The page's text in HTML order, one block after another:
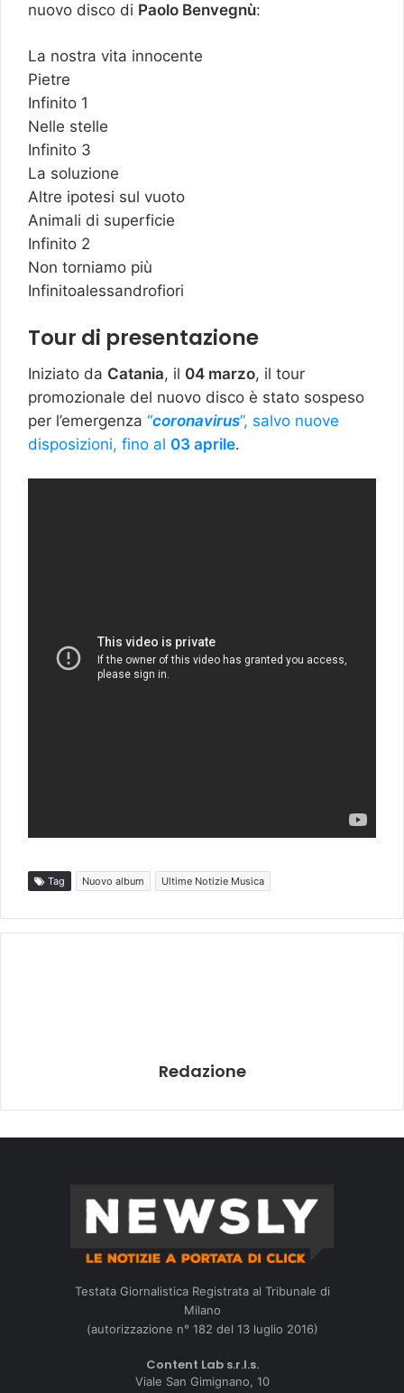
nuovo disco di Paolo Benvegnù:
La nostra vita innocente
Pietre
Infinito 1
Nelle stelle
Infinito 3
La soluzione
Altre ipotesi sul vuoto
Animali di superficie
Infinito 2
Non torniamo più
Infinitoalessandrofiori
Tour di presentazione
Iniziato da Catania, il 04 marzo, il tour
promozionale del nuovo disco è stato sospeso
per l’emergenza “coronavirus”, salvo nuove
disposizioni, fino al 03 aprile.
Tag Nuovo album Ultime Notizie Musica
Redazione
Testata Giornalistica Registrata al Tribunale di
Milano
(autorizzazione n° 182 del 13 luglio 2016)
Content Lab s.r.l.s.
Viale San Gimignano, 10